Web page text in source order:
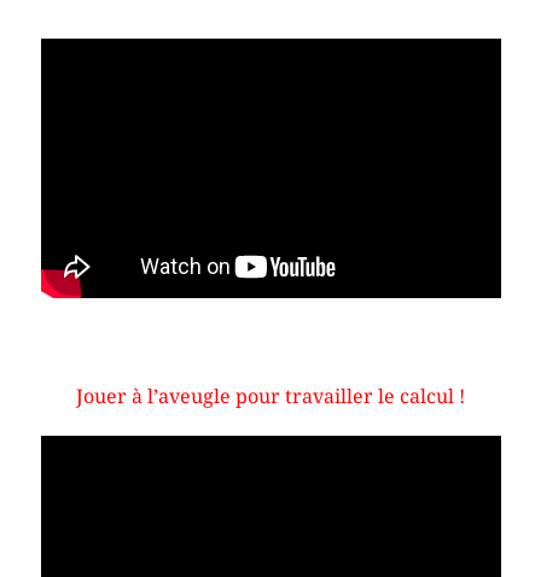
Jouer à l’aveugle pour travailler le calcul !